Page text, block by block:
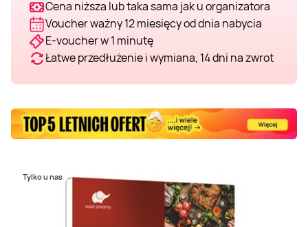
Cena niższa lub taka sama jak u organizatora
Voucher ważny 12 miesięcy od dnia nabycia
E-voucher w 1 minutę
Łatwe przedłużenie i wymiana, 14 dni na zwrot
Tylko u nas